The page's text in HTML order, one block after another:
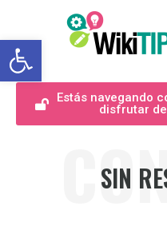
Abrir barra
Estás navegando
disfrutar
SIN